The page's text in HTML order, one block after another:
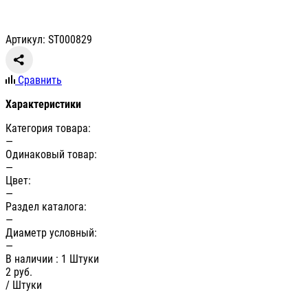
Артикул: ST000829
Сравнить
Характеристики
Категория товара:
—
Одинаковый товар:
—
Цвет:
—
Раздел каталога:
—
Диаметр условный:
—
В наличии : 1 Штуки
2 руб.
/ Штуки